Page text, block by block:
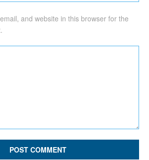
and website in this browser for the